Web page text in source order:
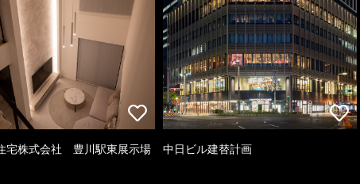
宅株式会社 豊川駅東展示場 中日ビル建替計画